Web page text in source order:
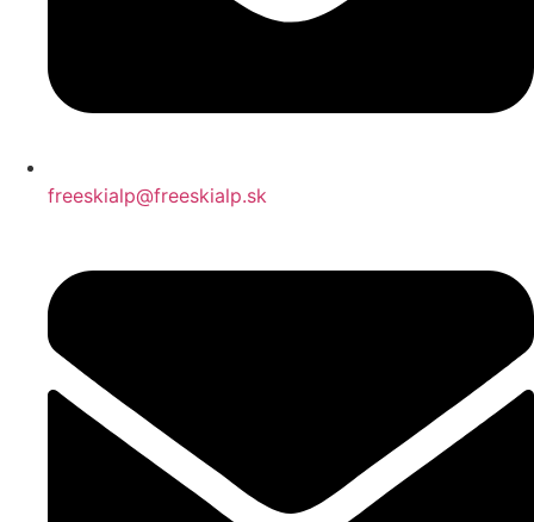
freeskialp@freeskialp.sk